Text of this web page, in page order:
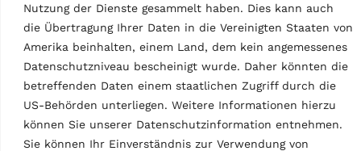
Nutzung der Dienste gesammelt haben. Dies kann auch
die Übertragung Ihrer Daten in die Vereinigten Staaten von
Amerika beinhalten, einem Land, dem kein angemessenes
Datenschutzniveau bescheinigt wurde. Daher könnten die
betreffenden Daten einem staatlichen Zugriff durch die
US-Behörden unterliegen. Weitere Informationen hierzu
können Sie unserer Datenschutzinformation entnehmen.
Sie können Ihr Einverständnis zur Verwendung von
Vehicle Service Group Italy S.r.l., Via Filippo Brunelleschi 9,
44020 Ostellato (FE), Italy
📞 +39.051.6781511, 📠 +39.051.846349, ✉ rav@ravaglioli.com
Copyright © 2026 ravaglioli.com/de